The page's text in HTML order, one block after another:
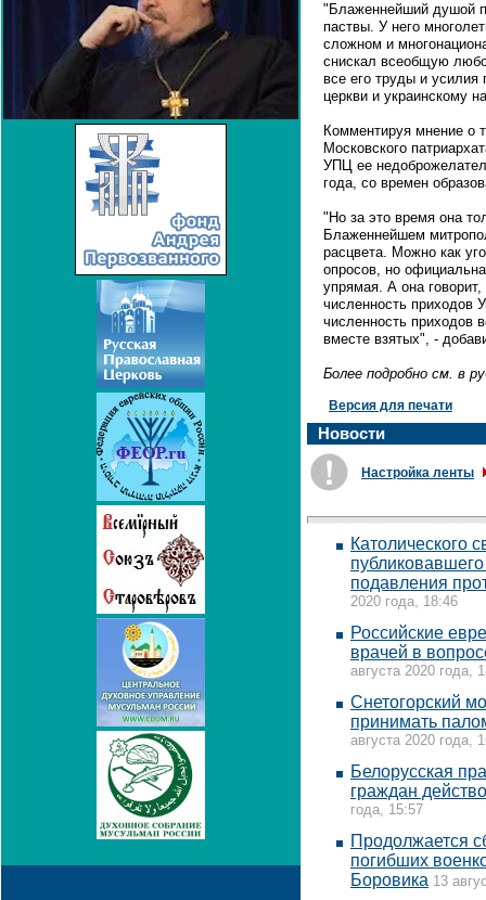
"Блаженнейший душой
паствы. У него
сложном и
снискал всеобщую
все его труды и усилия
церкви и украинскому
Комментируя мнение о
Московского
УПЦ ее
года, со времен
"Но за это время она
Блаженнейшем
расцвета. Можно как
опросов, но
упрямая. А она
численность приходов
численность приходов
вместе взятых", -
Более подробно см. в
Версия для печати
Новости
Настройка ленты
Католического
подавления
2020 года, 18:46
Российские
врачей в
августа 2020 года,
Снетогорский
принимать
августа 2020 года,
Белорусская
граждан
года, 15:57
Продолжается
погибших
Боровика 13